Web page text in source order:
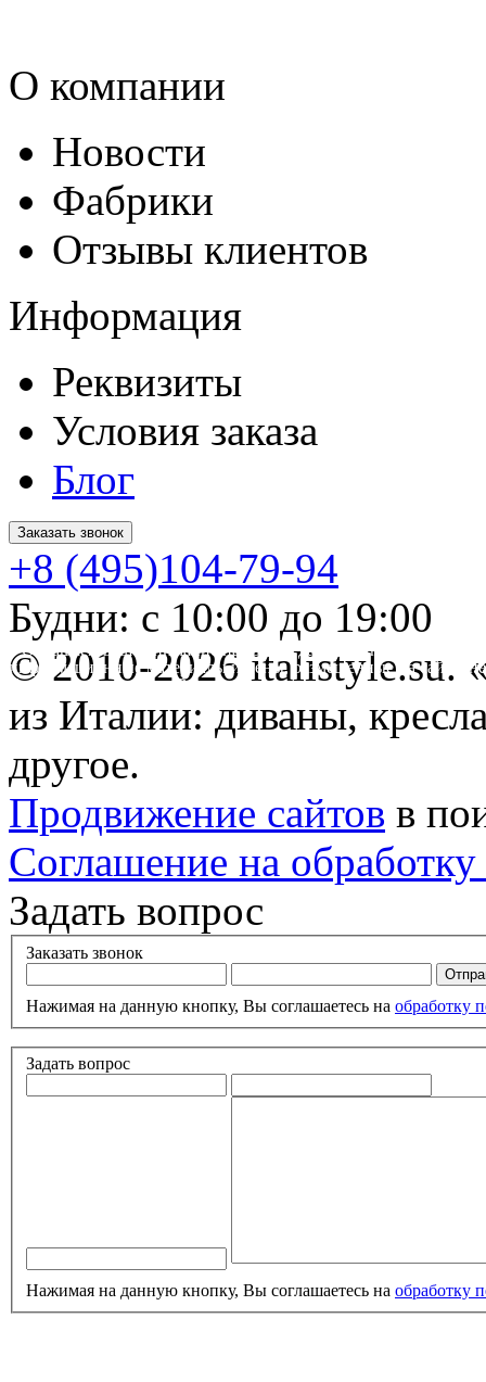
О компании
Новости
Фабрики
Отзывы клиентов
Информация
Реквизиты
Условия заказа
Блог
Заказать звонок
+8 (495)104-79-94
Будни: с 10:00 до 19:00
* Обращаем ваше внимание на то, что данный интернет-сайт
информационные материалы и цены, размещенные на сайте,
Гражданского кодекса РФ.
© 2010-2026 italistyle.su.
из Италии: диваны,
другое.
Продвижение сайтов в
Соглашение на
Задать вопрос
Заказать звонок
Нажимая на данную кнопку, Вы соглашаетесь на обработку
Задать вопрос
Нажимая на данную кнопку, Вы соглашаетесь на обработку